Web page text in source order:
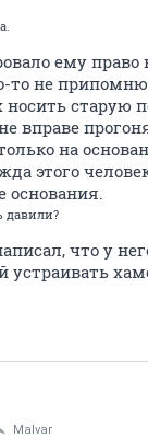
ему право
то не
старую
вправе
на
этого
основания.
давили?
что у
устраивать
Malvar